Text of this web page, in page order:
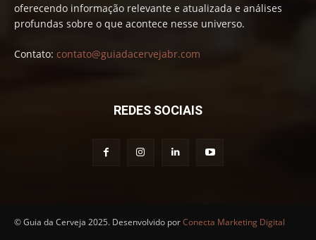
oferecendo informação relevante e atualizada e análises
profundas sobre o que acontece nesse universo.
Contato: contato@guiadacervejabr.com
REDES SOCIAIS
© Guia da Cerveja 2025. Desenvolvido porConecta Marketing Digital